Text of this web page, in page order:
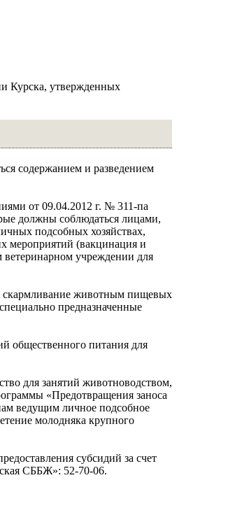
Курска, утвержденных
содержанием и разведением
от 09.04.2012 г. № 311-па
должны соблюдаться лицами,
подсобных хозяйствах,
мероприятий (вакцинация и
ветеринарном учреждении для
скармливание животным пищевых
предназначенные
общественного питания для
для занятий животноводством,
«Предотвращения заноса
ведущим личное подсобное
молодняка крупного
субсидий за счет
СББЖ»: 52-70-06.